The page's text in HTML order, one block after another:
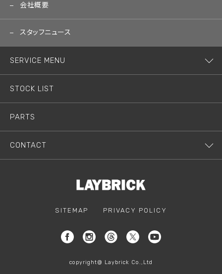
会社概要
スタッフニュース
SERVICE MENU
STOCK LIST
PARTS
CONTACT
SITEMAP PRIVACY POLICY
copyright@ Laybrick Co.,Ltd